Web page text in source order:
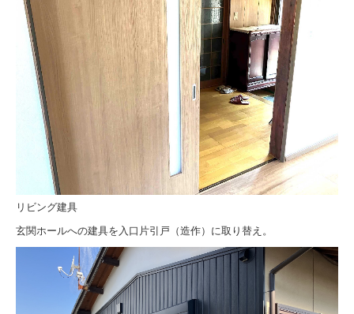
リビング建具
玄関ホールへの建具を入口片引戸（造作）に取り替え。